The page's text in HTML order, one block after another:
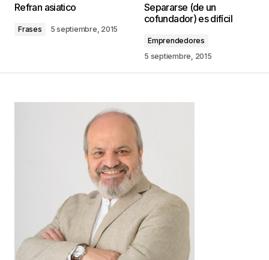
publicada.
Los campos obligatorios están
*
Guarda mi nombre, correo electrónico y web en
este navegador para la próxima vez que
comente.
Este sitio esta protegido por
Refran asiatico
Frases 5 septiembre, 2015
Separarse (de un
cofundador) es difícil
Emprendedores
5 septiembre, 2015